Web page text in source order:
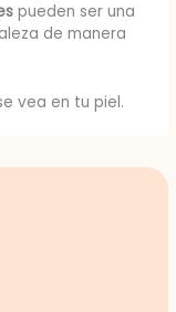
pueden ser una
de manera
vea en tu piel.